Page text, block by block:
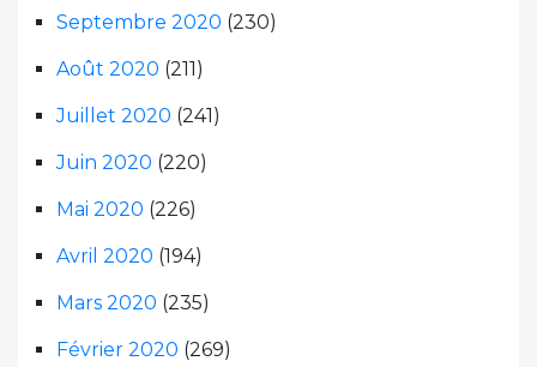
Septembre 2020 (230)
Août 2020 (211)
Juillet 2020 (241)
Juin 2020 (220)
Mai 2020 (226)
Avril 2020 (194)
Mars 2020 (235)
Février 2020 (269)